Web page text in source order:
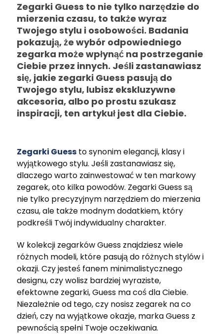
Zegarki Guess to nie tylko narzędzie do
mierzenia czasu, to także wyraz
Twojego stylu i osobowości. Badania
pokazują, że wybór odpowiedniego
zegarka może wpłynąć na postrzeganie
Ciebie przez innych. Jeśli zastanawiasz
się, jakie zegarki Guess pasują do
Twojego stylu, lubisz ekskluzywne
akcesoria, albo po prostu szukasz
inspiracji, ten artykuł jest dla Ciebie.
Zegarki Guess to synonim elegancji, klasy i
wyjątkowego stylu. Jeśli zastanawiasz się,
dlaczego warto zainwestować w ten markowy
zegarek, oto kilka powodów. Zegarki Guess są
nie tylko precyzyjnym narzędziem do mierzenia
czasu, ale także modnym dodatkiem, który
podkreśli Twój indywidualny charakter.
W kolekcji zegarków Guess znajdziesz wiele
różnych modeli, które pasują do różnych stylów i
okazji. Czy jesteś fanem minimalistycznego
designu, czy wolisz bardziej wyraziste,
efektowne zegarki, Guess ma coś dla Ciebie.
Niezależnie od tego, czy nosisz zegarek na co
dzień, czy na wyjątkowe okazje, marka Guess z
pewnością spełni Twoje oczekiwania.